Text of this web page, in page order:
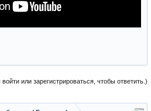
или зарегистрироваться, чтобы ответить.)